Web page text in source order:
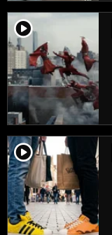
player2
player2